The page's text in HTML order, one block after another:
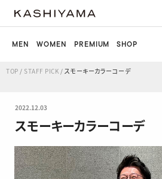
MEN WOMEN PREMIUM SHOP
TOP / STAFF PICK / スモーキーカラーコーデ
2022.12.03
スモーキーカラーコーデ